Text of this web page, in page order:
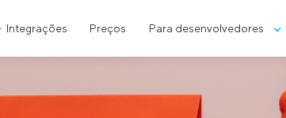
Integrações Preços Para desenvolvedores